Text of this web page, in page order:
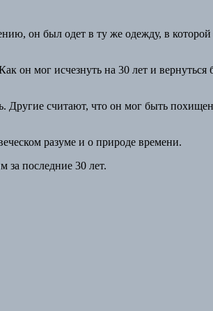
он был одет в ту же одежду, в
он мог исчезнуть на 30 лет и
Другие считают, что он мог быть
разуме и о природе времени.
за последние 30 лет.